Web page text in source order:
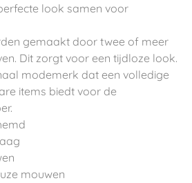
look samen voor
gemaakt door twee of meer
Dit zorgt voor een tijdloze look.
modemerk dat een volledige
items biedt voor de
mouwen